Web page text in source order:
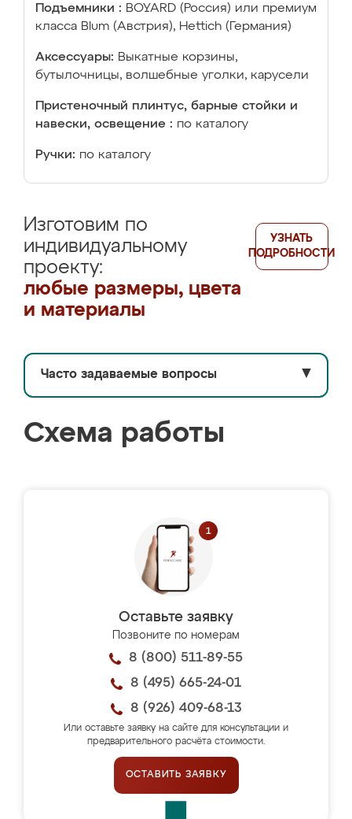
Подъемники : BOYARD (Россия) или премиум
класса Blum (Австрия), Hettich (Германия)
Аксессуары: Выкатные корзины,
бутылочницы, волшебные уголки, карусели
Пристеночный плинтус, барные стойки и
навески, освещение : по каталогу
Ручки: по каталогу
Изготовим по
индивидуальному
проекту:
любые размеры, цвета
и материалы
УЗНАТЬ
ПОДРОБНОСТИ
Часто задаваемые вопросы ▼
Схема работы
Оставьте заявку
Позвоните по номерам
8 (800) 511-89-55
8 (495) 665-24-01
8 (926) 409-68-13
Или оставьте заявку на сайте для консультации и
предварительного расчёта стоимости.
ОСТАВИТЬ ЗАЯВКУ